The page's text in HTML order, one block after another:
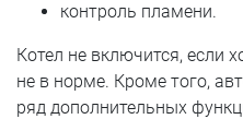
контроль пламени.
Котел не включится, если
не в норме. Кроме того,
ряд дополнительных